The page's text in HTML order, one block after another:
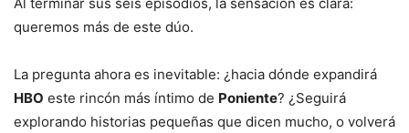
queremos más de este dúo.
La pregunta ahora es inevitable: ¿hacia dónde expandirá
HBO este rincón más íntimo de Poniente? ¿Seguirá
explorando historias pequeñas que dicen mucho, o volverá